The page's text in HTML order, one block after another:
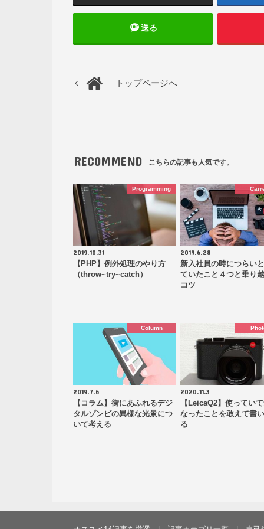
送る
トップページへ
RECOMMEND こちらの記事も人気です。
Programming
2019.10.31
【PHP】例外処理のやり方
（throw~try~catch）
2019.6.28
新入社員の時につらい
ていたこと４つと乗り
コツ
Column
2019.7.6
【コラム】街にあふれるデジ
タルゾンビの異様な光景につ
いて考える
2020.11.3
【LeicaQ2】使ってい
なったことを敢えて書
る